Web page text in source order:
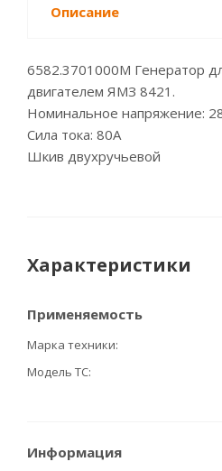
Описание
6582.3701000М Генератор
двигателем ЯМЗ 8421.
Номинальное напряжение:
Сила тока: 80А
Шкив двухручьевой
Характеристики
Применяемость
Марка техники
Модель ТС
Информация